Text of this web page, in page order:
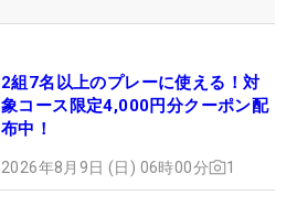
2組7名以上のプレーに使える！対
象コース限定4,000円分クーポン配
布中！
2026年8月9日 (日) 06時00分 1